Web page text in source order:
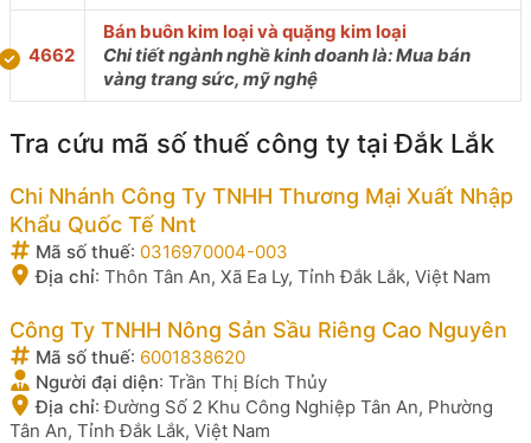
4662
Bán buôn kim loại và quặng kim loại
Chi tiết ngành nghề kinh doanh là: Mua bán
vàng trang sức, mỹ nghệ
Tra cứu mã số thuế công ty tại Đắk Lắk
Chi Nhánh Công Ty TNHH Thương Mại Xuất Nhập
Khẩu Quốc Tế Nnt
Mã số thuế: 0316970004-003
Địa chỉ: Thôn Tân An, Xã Ea Ly, Tỉnh Đắk Lắk, Việt Nam
Công Ty TNHH Nông Sản Sầu Riêng Cao Nguyên
Mã số thuế: 6001838620
Người đại diện: Trần Thị Bích Thủy
Địa chỉ:Đường Số 2 Khu Công Nghiệp Tân An, Phường
Tân An, Tỉnh Đắk Lắk, Việt Nam